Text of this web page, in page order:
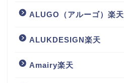
ALUGO（アルーゴ）楽天
ALUKDESIGN楽天
Amairy楽天